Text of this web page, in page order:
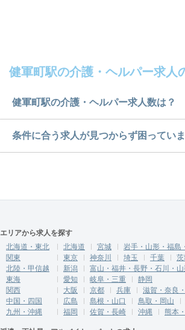
健軍町駅の介護・ヘルパー求人
健軍町駅の介護・ヘルパー求人数は？
健軍町駅の介護・ヘルパー求人数
求人はコチラから
条件に合う求人が見つからず困ってい
無料相談の登録は
から
エリアから求人を探す
北海道・東北
北海道 宮城
岩手・山形・福島
関東
東京 神奈川 埼玉 千葉 茨
北陸・甲信越
新潟
富山・福井・長野・石川・山
東海
愛知 岐阜・三重
静岡
関西
大阪 京都 兵庫
滋賀・奈良
中国・四国
広島 島根・山口 鳥取・岡山
九州・沖縄
福岡 佐賀・長崎 沖縄 熊本